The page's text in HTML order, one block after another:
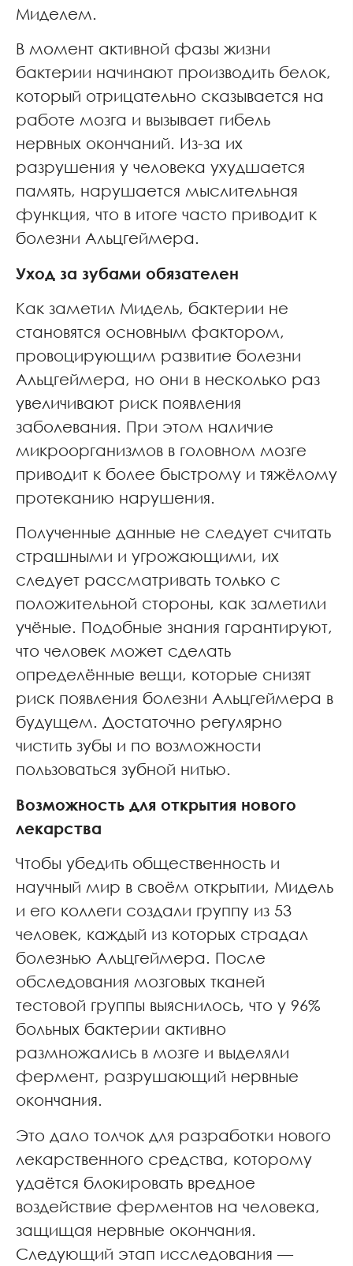
Миделем.
В момент активной фазы жизни
бактерии начинают производить белок,
который отрицательно сказывается на
работе мозга и вызывает гибель
нервных окончаний. Из-за их
разрушения у человека ухудшается
память, нарушается мыслительная
функция, что в итоге часто приводит к
болезни Альцгеймера.
Уход за зубами обязателен
Как заметил Мидель, бактерии не
становятся основным фактором,
провоцирующим развитие болезни
Альцгеймера, но они в несколько раз
увеличивают риск появления
заболевания. При этом наличие
микроорганизмов в головном мозге
приводит к более быстрому и тяжёлому
протеканию нарушения.
Полученные данные не следует считать
страшными и угрожающими, их
следует рассматривать только с
положительной стороны, как заметили
учёные. Подобные знания гарантируют,
что человек может сделать
определённые вещи, которые снизят
риск появления болезни Альцгеймера в
будущем. Достаточно регулярно
чистить зубы и по возможности
пользоваться зубной нитью.
Возможность для открытия нового
лекарства
Чтобы убедить общественность и
научный мир в своём открытии, Мидель
и его коллеги создали группу из 53
человек, каждый из которых страдал
болезнью Альцгеймера. После
обследования мозговых тканей
тестовой группы выяснилось, что у 96%
больных бактерии активно
размножались в мозге и выделяли
фермент, разрушающий нервные
окончания.
Это дало толчок для разработки нового
лекарственного средства, которому
удаётся блокировать вредное
воздействие ферментов на человека,
защищая нервные окончания.
Следующий этап исследования —